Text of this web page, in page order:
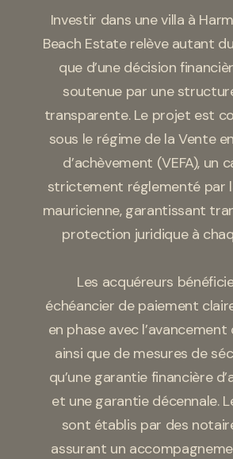
Investir dans une villa à
Beach Estate relève autant
que d’une décision
soutenue par une
transparente. Le projet est
sous le régime de la Vente
d’achèvement (VEFA), un
strictement réglementé par
mauricienne, garantissant
protection juridique à
Les acquéreurs
échéancier de paiement
en phase avec
ainsi que de mesures de
qu’une garantie financière
et une garantie décennale.
sont établis par des
assurant un